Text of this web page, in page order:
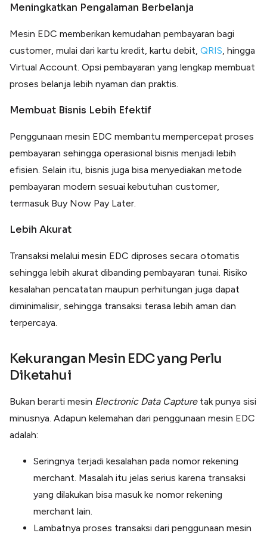
Meningkatkan Pengalaman Berbelanja
Mesin EDC memberikan kemudahan pembayaran bagi
customer, mulai dari kartu kredit, kartu debit, QRIS, hingga
Virtual Account. Opsi pembayaran yang lengkap membuat
proses belanja lebih nyaman dan praktis.
Membuat Bisnis Lebih Efektif
Penggunaan mesin EDC membantu mempercepat proses
pembayaran sehingga operasional bisnis menjadi lebih
efisien. Selain itu, bisnis juga bisa menyediakan metode
pembayaran modern sesuai kebutuhan customer,
termasuk Buy Now Pay Later.
Lebih Akurat
Transaksi melalui mesin EDC diproses secara otomatis
sehingga lebih akurat dibanding pembayaran tunai. Risiko
kesalahan pencatatan maupun perhitungan juga dapat
diminimalisir, sehingga transaksi terasa lebih aman dan
terpercaya.
Kekurangan Mesin EDC yang Perlu
Diketahui
Bukan berarti mesin Electronic Data Capturetak punya sisi
minusnya. Adapun kelemahan dari penggunaan mesin EDC
adalah:
Seringnya terjadi kesalahan pada nomor rekening
merchant. Masalah itu jelas serius karena transaksi
yang dilakukan bisa masuk ke nomor rekening
merchant lain.
Lambatnya proses transaksi dari penggunaan mesin